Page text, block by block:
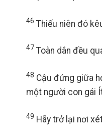
46 Thiếu niên đó
47 Toàn dân đều
48 Cậu đứng giữa
một người con gái
49 Hãy trở lại nơi